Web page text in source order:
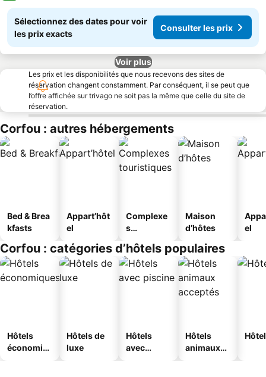
Sélectionnez des dates pour voir
les prix exacts
Consulter les prix
Voir plus
Les prix et les disponibilités que nous recevons des sites de
réservation changent constamment. Par conséquent, il se peut que
l’offre affichée sur trivago ne soit pas la même que celle du site de
réservation.
Corfou : autres hébergements
Bed & Brea
kfasts
Appart’hôt
el
Complexe
s
s
Maison
d’hôtes
el
Corfou : catégories d’hôtels populaires
Hôtels
économiq
Hôtels de
luxe
Hôtels
avec
Hôtels
animaux